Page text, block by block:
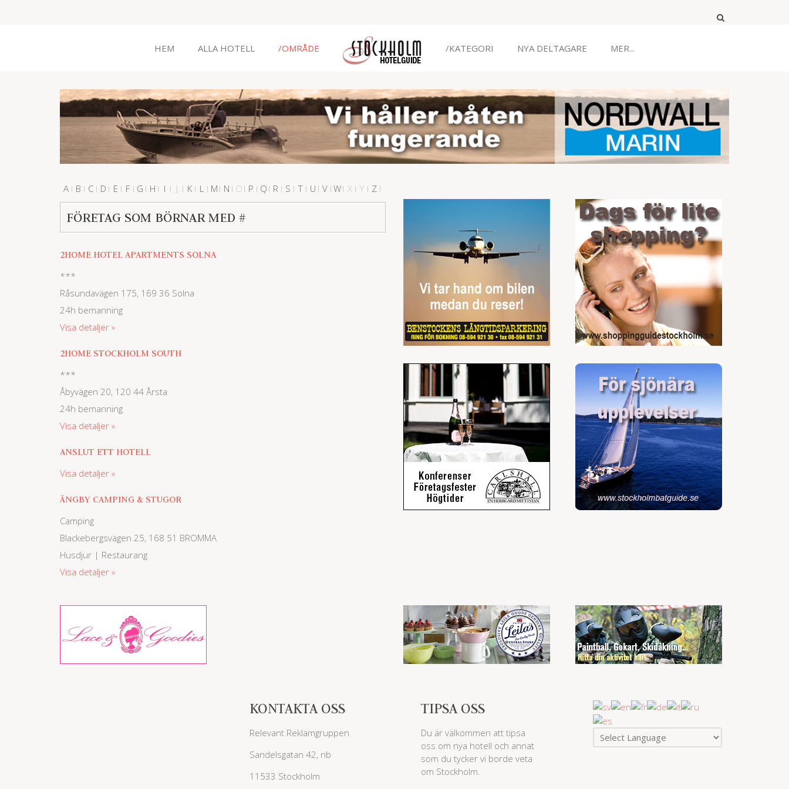
HEM ALLA HOTELL /OMRÅDE /KATEGORI NYA DELTAGARE MER...
A B C D E F G H I J K L M N O P Q R S T U V W X Y
Z
#
FÖRETAG SOM BÖRNAR MED #
2HOME HOTEL APARTMENTS SOLNA
***
Råsundavägen 175, 169 36 Solna
24h bemanning
Visa detaljer
2HOME STOCKHOLM SOUTH
***
Åbyvägen 20, 120 44 Årsta
24h bemanning
Visa detaljer
ANSLUT ETT HOTELL
Visa detaljer
ÄNGBY CAMPING & STUGOR
Camping
Blackebergsvägen 25, 168 51 BROMMA
Husdjur | Restaurang
Visa detaljer
KONTAKTA OSS
Relevant Reklamgruppen
Sandelsgatan 42, nb
11533 Stockholm
TIPSA OSS
Du är välkommen att tipsa
oss om nya hotell och annat
som du tycker vi borde veta
om Stockholm.